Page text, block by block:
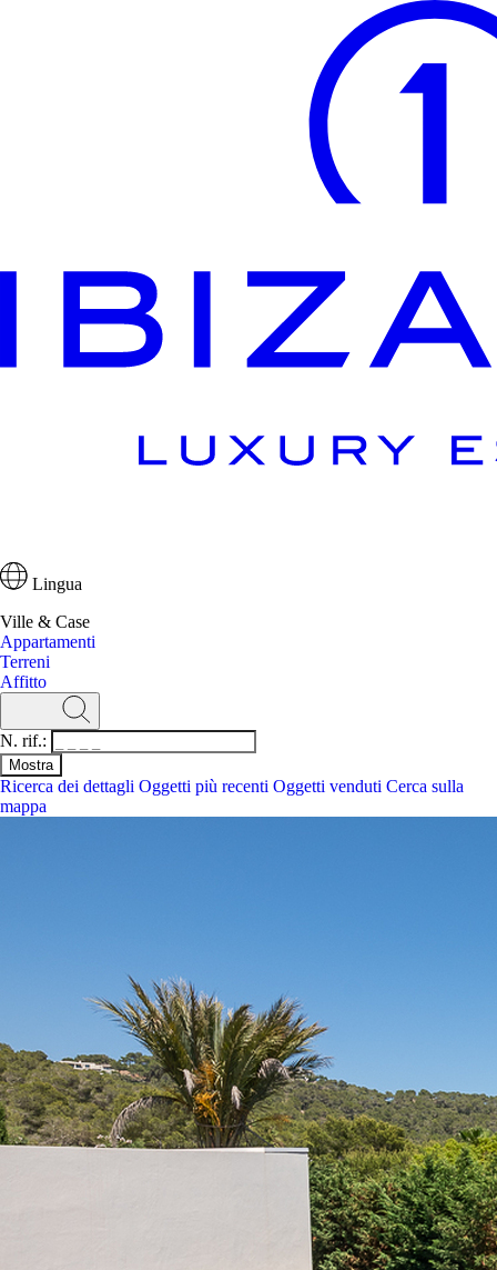
Lingua
Ville & Case
Appartamenti
Terreni
Affitto
N. rif.:
Ricerca dei dettagli Oggetti più recenti Oggetti venduti Cerca sulla
mappa
Lingua